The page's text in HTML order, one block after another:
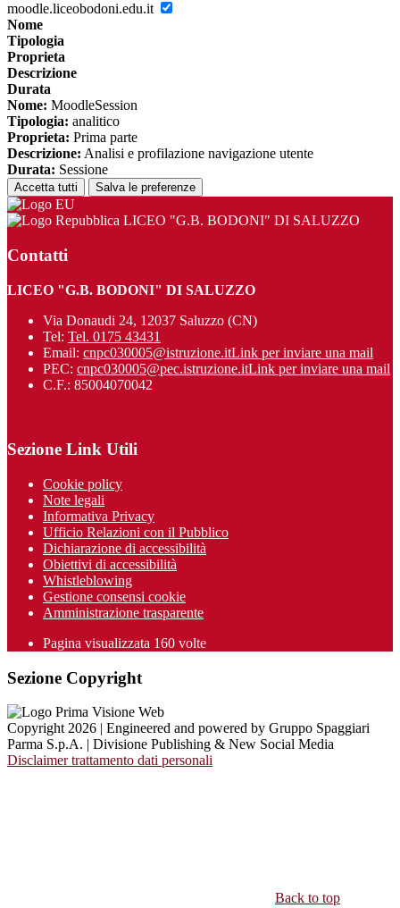
moodle.liceobodoni.edu.it
Nome
Tipologia
Proprieta
Descrizione
Durata
Nome: MoodleSession
Tipologia: analitico
Proprieta: Prima parte
Descrizione: Analisi e profilazione navigazione utente
Durata: Sessione
Accetta tutti Salva le preferenze
LICEO "G.B. BODONI" DI SALUZZO
Contatti
LICEO "G.B. BODONI" DI SALUZZO
Via Donaudi 24, 12037 Saluzzo (CN)
Tel: Tel. 0175 43431
Email: cnpc030005@istruzione.itLink per inviare una mail
PEC: cnpc030005@pec.istruzione.itLink per inviare una mail
C.F.: 85004070042
Sezione Link Utili
Cookie policy
Note legali
Informativa Privacy
Ufficio Relazioni con il Pubblico
Dichiarazione di accessibilità
Obiettivi di accessibilità
Whistleblowing
Gestione consensi cookie
Amministrazione trasparente
Pagina visualizzata 160 volte
Sezione Copyright
Copyright 2026 | Engineered and powered by Gruppo Spaggiari
Parma S.p.A. | Divisione Publishing & New Social Media
Disclaimer trattamento dati personali
Back to top